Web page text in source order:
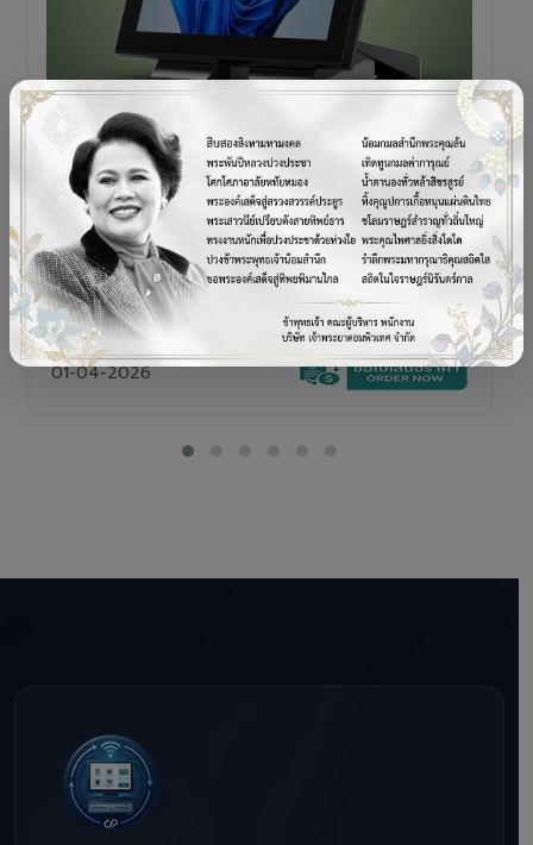
POS TERMINAL
SENOR V+5s
เครื่อง POS All-in-One Touch Screen ดีไซน์พรีเมียม
01-04-2026